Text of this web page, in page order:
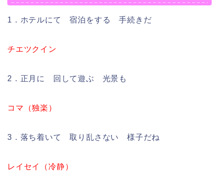
1．ホテルにて 宿泊をする 手続きだ
チエツクイン
2．正月に 回して遊ぶ 光景も
コマ（独楽）
3．落ち着いて 取り乱さない 様子だね
レイセイ（冷静）